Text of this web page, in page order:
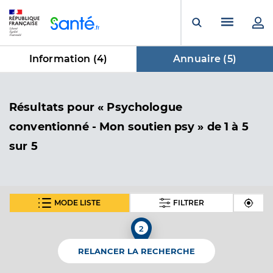
Ouvrir laMenu
Information (4) Annuaire (5)
Résultats dans Annuaire
pour « Psychologue
conventionné - Mon soutien psy » de 1 à 5
sur 5
MODE LISTE FILTRER
Jacqueline Yvonne Marie HANGOUET
Psychologue conventionné - Mon soutien psy
Etablissement de soins
Adresse
2 Chemin du Rocher, 56190 Noyal-Muzillac
2
RELANCER LA RECHERCHE